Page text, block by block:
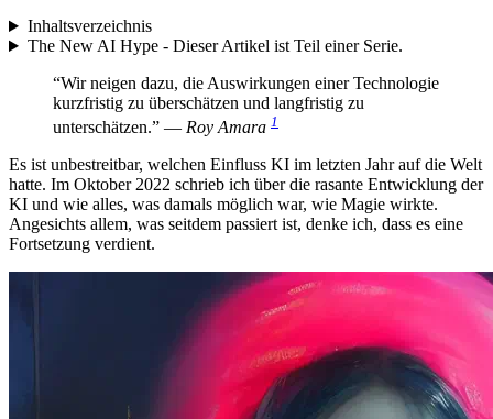
Inhaltsverzeichnis
The New AI Hype - Dieser Artikel ist Teil einer Serie.
“Wir neigen dazu, die Auswirkungen einer Technologie
kurzfristig zu überschätzen und langfristig zu
unterschätzen.” — Roy Amara 1
Es ist unbestreitbar, welchen Einfluss KI im letzten Jahr auf die Welt
hatte. Im Oktober 2022 schrieb ich über die rasante Entwicklung der
KI und wie alles, was damals möglich war, wie Magie wirkte.
Angesichts allem, was seitdem passiert ist, denke ich, dass es eine
Fortsetzung verdient.